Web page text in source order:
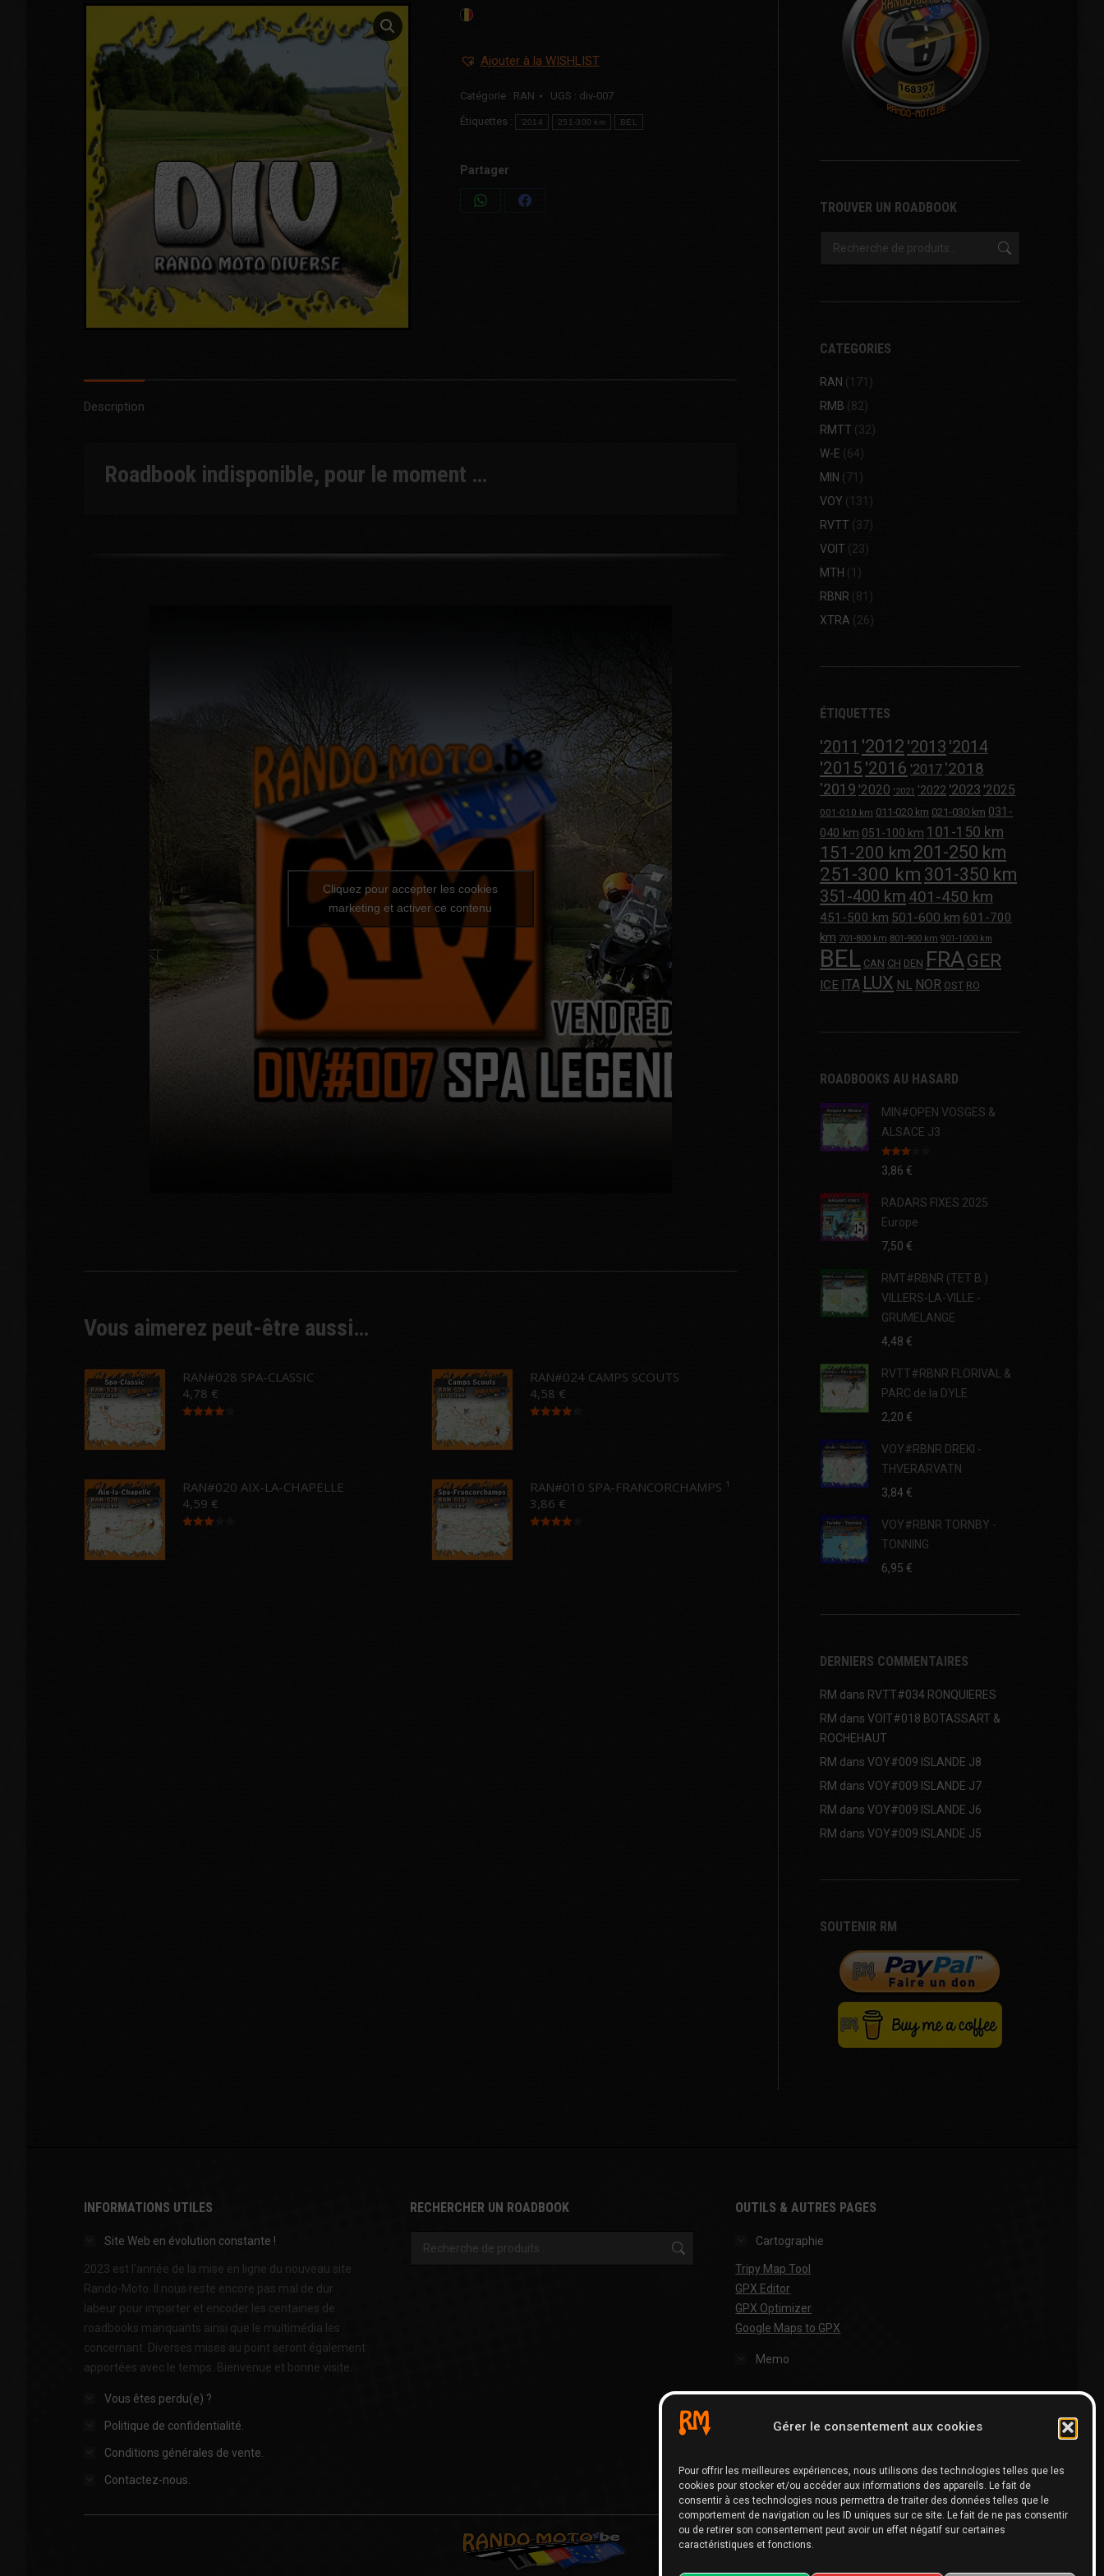
Gérer le consentement aux cookies
Pour offrir les meilleures expériences, nous utilisons des technologies telles que les
cookies pour stocker et/ou accéder aux informations des appareils. Le fait de
consentir à ces technologies nous permettra de traiter des données telles que le
comportement de navigation ou les ID uniques sur ce site. Le fait de ne pas consentir
ou de retirer son consentement peut avoir un effet négatif sur certaines
caractéristiques et fonctions.
Ajouter à la WISHLIST
Catégorie : RAN UGS : div-007
Étiquettes : '2014 251-300 km BEL
Partager
Share
Share
Description
Roadbook indisponible, pour le moment …
Cliquez pour accepter les cookies
marketing et activer ce contenu
Vous aimerez peut-être aussi…
RAN#028 SPA-CLASSIC
4,78 €
RAN#024 CAMPS SCOUTS
4,58 €
RAN#020 AIX-LA-CHAPELLE
4,59 €
RAN#010 SPA-FRANCORCHAMPS ¹
3,86 €
TROUVER UN ROADBOOK
CATEGORIES
RAN (171)
RMB (82)
RMTT (32)
W-E (64)
MIN (71)
VOY (131)
RVTT (37)
VOIT (23)
MTH (1)
RBNR (81)
XTRA (26)
ÉTIQUETTES
'2011 '2012 '2013 '2014
'2015 '2016 '2017 '2018
'2019 '2020 '2021 '2022 '2023 '2025
001-010 km 011-020 km 021-030 km 031-
040 km 051-100 km 101-150 km
151-200 km 201-250 km
251-300 km 301-350 km
351-400 km 401-450 km
451-500 km 501-600 km 601-700
km 701-800 km 801-900 km 901-1000 km
BEL CAN CH DEN FRAGER
ICE ITA LUX NL NOR OST RO
ROADBOOKS AU HASARD
MIN#OPEN VOSGES &
ALSACE J3
Note
3.00
3,86 €
RADARS FIXES 2025
Europe
7,50 €
RMT#RBNR (TET B.)
VILLERS-LA-VILLE -
GRUMELANGE
4,48 €
RVTT#RBNR FLORIVAL &
PARC de la DYLE
2,20 €
VOY#RBNR DREKI -
THVERARVATN
3,84€
VOY#RBNR TORNBY -
TONNING
6,95 €
DERNIERS COMMENTAIRES
RM dans RVTT#034 RONQUIERES
RM dans VOIT#018 BOTASSART &
ROCHEHAUT
RM dans VOY#009 ISLANDE J8
RM dans VOY#009 ISLANDE J7
RM dans VOY#009 ISLANDE J6
RM dans VOY#009 ISLANDE J5
SOUTENIR RM
INFORMATIONS UTILES
Site Web en évolution constante !
2023 est l'année de la mise en ligne du nouveau site
Rando-Moto. Il nous reste encore pas mal de dur
labeur pour importer et encoder les centaines de
roadbooks manquants ainsi que le multimédia les
concernant. Diverses mises au point seront également
apportées avec le temps. Bienvenue et bonne visite.
Vous êtes perdu(e) ?
Politique de confidentialité.
Conditions générales de vente.
Contactez-nous.
RECHERCHER UN ROADBOOK OUTILS & AUTRES PAGES
Cartographie
Tripy Map Tool
GPX Editor
GPX Optimizer
Google Maps to GPX
Memo